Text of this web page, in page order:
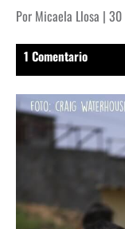
Por Micaela Llosa |
1 Comentario